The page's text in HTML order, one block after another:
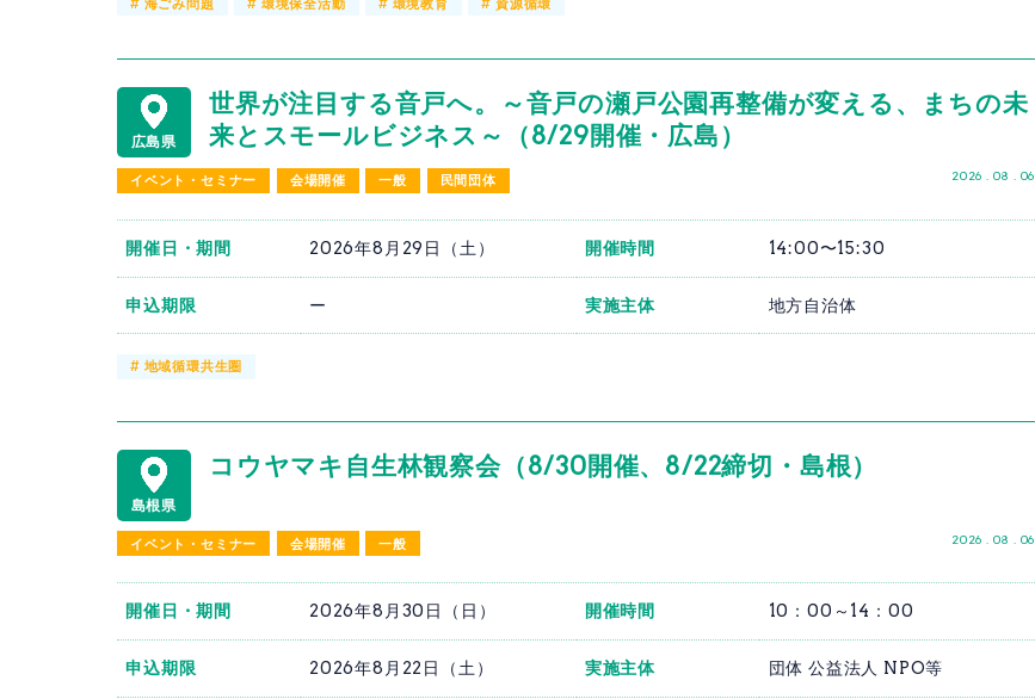
# 海ごみ問題 # 環境保全活動 # 環境教育 # 資源循環
広島県
世界が注目する音戸へ。～音戸の瀬戸公園再整備が変える、まちの未
来とスモールビジネス～（8/29開催・広島）
イベント・セミナー 会場開催 一般 民間団体 2026 . 08 . 06
開催日・期間 2026年8月29日（土） 開催時間 14:00〜15:30
申込期限 ー 実施主体 地方自治体
# 地域循環共生圏
島根県
コウヤマキ自生林観察会（8/30開催、8/22締切・島根）
イベント・セミナー 会場開催 一般 2026 . 08 . 06
開催日・期間 2026年8月30日（日） 開催時間 10：00～14：00
申込期限 2026年8月22日（土） 実施主体 団体 公益法人 NPO等